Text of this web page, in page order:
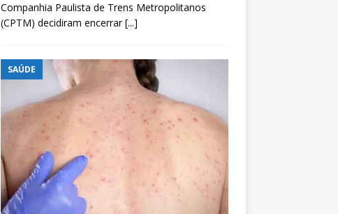
Companhia Paulista de Trens Metropolitanos
(CPTM) decidiram encerrar[...]
SAÚDE